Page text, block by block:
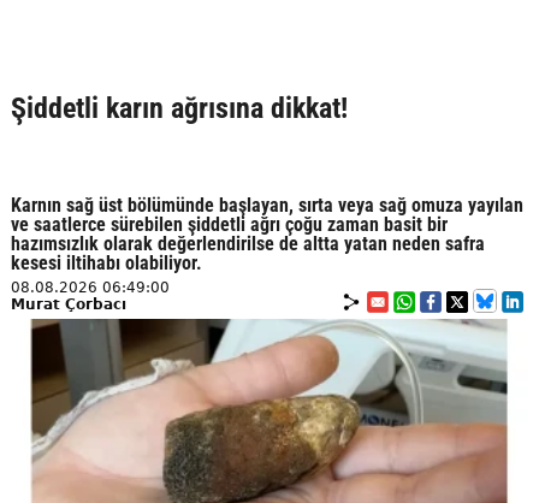
Şiddetli karın ağrısına dikkat!
Karnın sağ üst bölümünde başlayan, sırta veya sağ omuza yayılan
ve saatlerce sürebilen şiddetli ağrı çoğu zaman basit bir
hazımsızlık olarak değerlendirilse de altta yatan neden safra
kesesi iltihabı olabiliyor.
08.08.2026 06:49:00
Murat Çorbacı